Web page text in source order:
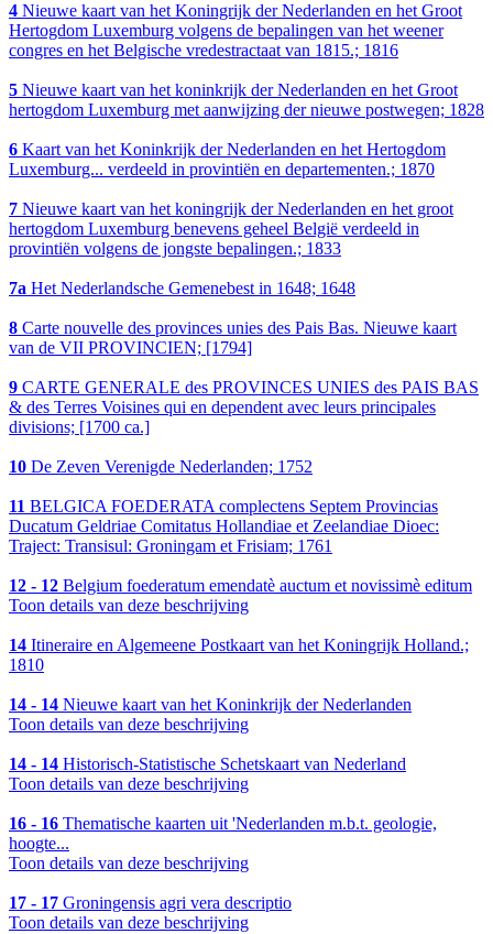
4 Nieuwe kaart van het Koningrijk der Nederlanden en het Groot
Hertogdom Luxemburg volgens de bepalingen van het weener
congres en het Belgische vredestractaat van 1815.; 1816
5 Nieuwe kaart van het koninkrijk der Nederlanden en het Groot
hertogdom Luxemburg met aanwijzing der nieuwe postwegen; 1828
6 Kaart van het Koninkrijk der Nederlanden en het Hertogdom
Luxemburg... verdeeld in provintiën en departementen.; 1870
7 Nieuwe kaart van het koningrijk der Nederlanden en het groot
hertogdom Luxemburg benevens geheel België verdeeld in
provintiën volgens de jongste bepalingen.; 1833
7a Het Nederlandsche Gemenebest in 1648; 1648
8 Carte nouvelle des provinces unies des Pais Bas. Nieuwe kaart
van de VII PROVINCIEN; [1794]
9 CARTE GENERALE des PROVINCES UNIES des PAIS BAS
& des Terres Voisines qui en dependent avec leurs principales
divisions; [1700 ca.]
10 De Zeven Verenigde Nederlanden; 1752
11 BELGICA FOEDERATA complectens Septem Provincias
Ducatum Geldriae Comitatus Hollandiae et Zeelandiae Dioec:
Traject: Transisul: Groningam et Frisiam; 1761
12 - 12 Belgium foederatum emendatè auctum et novissimè editum
Toon details van deze beschrijving
14 Itineraire en Algemeene Postkaart van het Koningrijk Holland.;
1810
14 - 14 Nieuwe kaart van het Koninkrijk der Nederlanden
Toon details van deze beschrijving
14 - 14 Historisch-Statistische Schetskaart van Nederland
Toon details van deze beschrijving
16 - 16 Thematische kaarten uit 'Nederlanden m.b.t. geologie,
hoogte...
Toon details van deze beschrijving
17 - 17 Groningensis agri vera descriptio
Toon details van deze beschrijving